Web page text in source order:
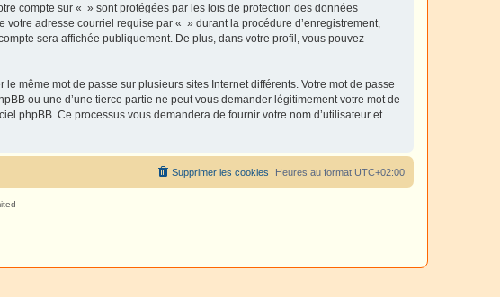
compte sur « » sont protégées par les lois de protection des données
adresse courriel requise par « » durant la procédure d’enregistrement,
sera affichée publiquement. De plus, dans votre profil, vous pouvez
même mot de passe sur plusieurs sites Internet différents. Votre mot de passe
ou une d’une tierce partie ne peut vous demander légitimement votre mot de
phpBB. Ce processus vous demandera de fournir votre nom d’utilisateur et
Heures au format UTC+02:00
Supprimer les cookies